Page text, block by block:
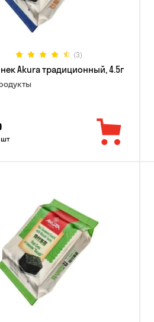
(3)
Akura традиционный, 4.5г
шт